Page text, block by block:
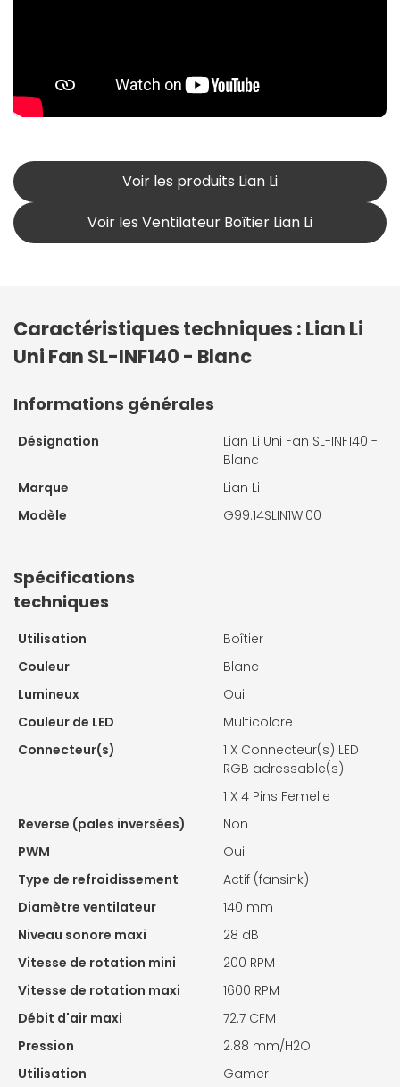
Voir les produits Lian Li
Voir les Ventilateur Boîtier Lian Li
Caractéristiques techniques : Lian Li
Uni Fan SL-INF140 - Blanc
Informations générales
Désignation
Lian Li Uni Fan SL-INF140 -
Blanc
Marque
Lian Li
Modèle
G99.14SLIN1W.00
Spécifications
techniques
Utilisation
Boîtier
Couleur
Blanc
Lumineux
Oui
Couleur de LED
Multicolore
Connecteur(s)
1 X Connecteur(s) LED
RGB adressable(s)
1 X 4 Pins Femelle
Reverse (pales inversées)
Non
PWM
Oui
Type de refroidissement
Actif (fansink)
Diamètre ventilateur
140 mm
Niveau sonore maxi
28 dB
Vitesse de rotation mini
200 RPM
Vitesse de rotation maxi
1600 RPM
Débit d'air maxi
72.7 CFM
Pression
2.88 mm/H2O
Utilisation
Gamer